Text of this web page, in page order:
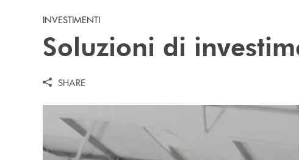
INVESTIMENTI
Soluzioni di
SHARE